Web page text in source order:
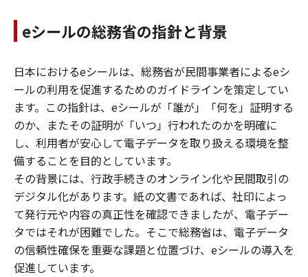
eシールの総務省の指針と背景
日本におけるeシールは、総務省が民間事業者によるeシ
ールの利用を促進するためのガイドラインを策定してい
ます。この指針は、eシールが「誰が」「何を」証明する
のか、またその証明が「いつ」行われたのかを明確に
し、利用者が安心して電子データを取り扱える環境を整
備することを目的としています。
その背景には、行政手続きのオンライン化や民間取引の
デジタル化があります。紙の文書であれば、社印によっ
て発行元や内容の真正性を確認できましたが、電子デー
タではそれが困難でした。そこで総務省は、電子データ
の信頼性確保を重要な課題と位置づけ、eシールの導入を
促進しています。